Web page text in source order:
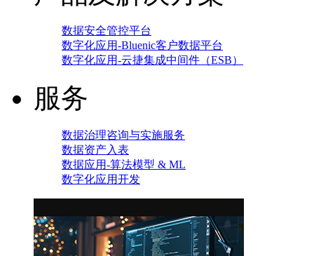
数据安全管控平台
数字化应用-Bluenic客户数据平台
数字化应用-云捷集成中间件（ESB）
服务
数据治理咨询与实施服务
数据资产入表
数据应用-算法模型 & ML
数字化应用开发